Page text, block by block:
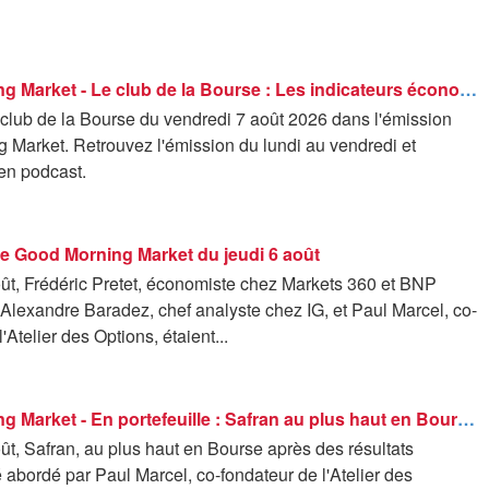
Good Morning Market - Le club de la Bourse : Les indicateurs économiques en zone euro s'améliorent - 07/08
de la Bourse du vendredi 7 août 2026 dans l'émission
Market. Retrouvez l'émission du lundi au vendredi et
podcast.
Good Morning Market du jeudi 6 août
Frédéric Pretet, économiste chez Markets 360 et BNP
Baradez, chef analyste chez IG, et Paul Marcel, co-
des Options, étaient...
Good Morning Market - En portefeuille : Safran au plus haut en Bourse après des résultats records - 06/08
Safran, au plus haut en Bourse après des résultats
abordé par Paul Marcel, co-fondateur de l'Atelier des